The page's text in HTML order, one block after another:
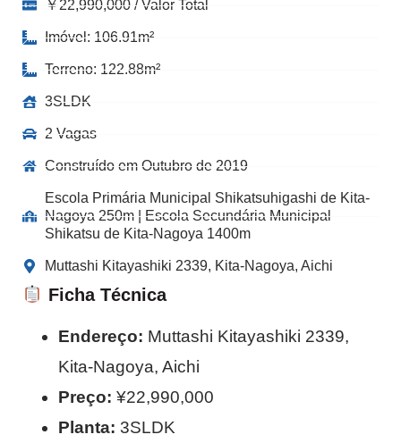
￥22,990,000 / Valor Total
Imóvel: 106.91m²
Terreno: 122.88m²
3SLDK
2 Vagas
Construído em Outubro de 2019
Escola Primária Municipal Shikatsuhigashi de Kita-
Nagoya 250m | Escola Secundária Municipal
Shikatsu de Kita-Nagoya 1400m
Muttashi Kitayashiki 2339, Kita-Nagoya, Aichi
Ficha Técnica
Endereço: Muttashi Kitayashiki 2339,
Kita-Nagoya, Aichi
Preço: ¥22,990,000
Planta: 3SLDK